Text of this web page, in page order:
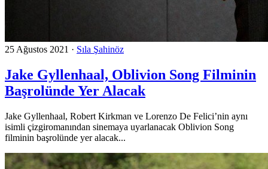
25 Ağustos 2021 · Sıla Şahinöz
Jake Gyllenhaal, Oblivion Song Filminin
Başrolünde Yer Alacak
Jake Gyllenhaal, Robert Kirkman ve Lorenzo De Felici’nin aynı
isimli çizgiromanından sinemaya uyarlanacak Oblivion Song
filminin başrolünde yer alacak...